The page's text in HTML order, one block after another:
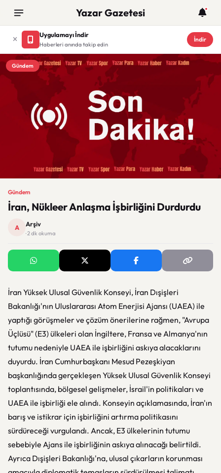
Yazar Gazetesi
Uygulamayı İndir
Haberleri anında takip edin
İndir
Gündem
Gündem
İran, Nükleer Anlaşma İşbirliğini Durdurdu
A Arşiv
· 2 dk okuma
İran Yüksek Ulusal Güvenlik Konseyi, İran Dışişleri
Bakanlığı'nın Uluslararası Atom Enerjisi Ajansı (UAEA) ile
yaptığı görüşmeler ve çözüm önerilerine rağmen, "Avrupa
Üçlüsü" (E3) ülkeleri olan İngiltere, Fransa ve Almanya'nın
tutumu nedeniyle UAEA ile işbirliğini askıya alacaklarını
duyurdu. İran Cumhurbaşkanı Mesud Pezeşkiyan
başkanlığında gerçekleşen Yüksek Ulusal Güvenlik Konseyi
toplantısında, bölgesel gelişmeler, İsrail'in politikaları ve
UAEA ile işbirliği ele alındı. Konseyin açıklamasında, İran'ın
barış ve istikrar için işbirliğini artırma politikasını
sürdüreceği vurgulandı. Ancak, E3 ülkelerinin tutumu
sebebiyle Ajans ile işbirliğinin askıya alınacağı belirtildi.
Ayrıca Dışişleri Bakanlığı'na, ulusal çıkarların korunması